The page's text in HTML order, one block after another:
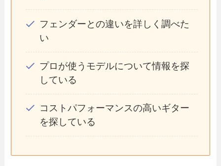
フェンダーとの違いを詳しく調べた
い
プロが使うモデルについて情報を探
している
コストパフォーマンスの高いギター
を探している